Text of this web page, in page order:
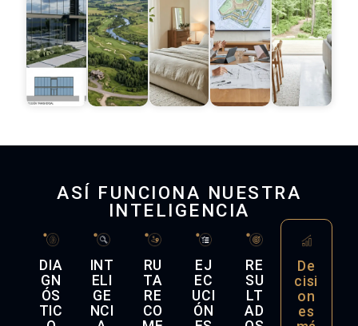
ASÍ FUNCIONA NUESTRA
INTELIGENCIA
DIA
GN
ÓS
TIC
INT
ELI
GE
NCI
RU
TA
RE
CO
EJ
EC
UCI
ÓN
RE
SU
LT
AD
De
cisi
on
es